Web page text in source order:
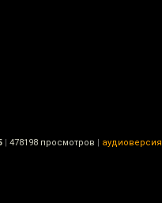
| 478198 просмотров | аудиоверсия